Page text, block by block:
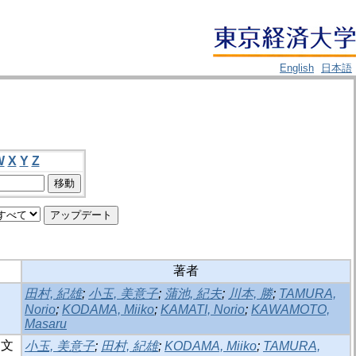
English
日本語
X Y Z
著者
田村, 紀雄; 小玉, 美意子; 蒲池, 紀夫; 川本, 勝; TAMURA,
Norio; KODAMA, Miiko; KAMATI, Norio; KAWAMOTO,
Masaru
小玉, 美意子; 田村, 紀雄; KODAMA, Miiko; TAMURA,